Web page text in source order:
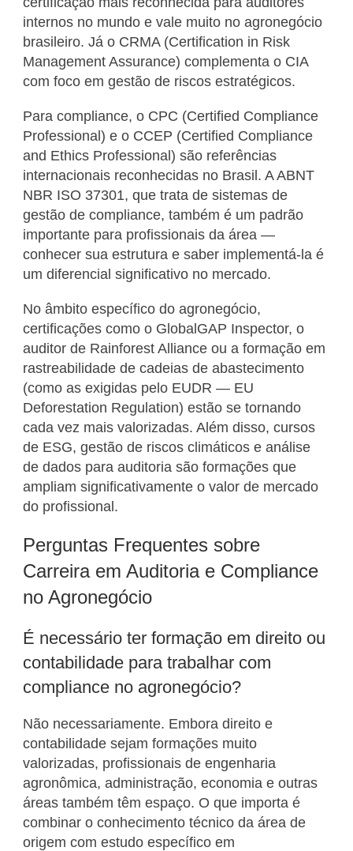
internos no mundo e vale muito no agronegócio
brasileiro. Já o CRMA (Certification in Risk
Management Assurance) complementa o CIA
com foco em gestão de riscos estratégicos.
Para compliance, o CPC (Certified Compliance
Professional) e o CCEP (Certified Compliance
and Ethics Professional) são referências
internacionais reconhecidas no Brasil. A ABNT
NBR ISO 37301, que trata de sistemas de
gestão de compliance, também é um padrão
importante para profissionais da área —
conhecer sua estrutura e saber implementá-la é
um diferencial significativo no mercado.
No âmbito específico do agronegócio,
certificações como o GlobalGAP Inspector, o
auditor de Rainforest Alliance ou a formação em
rastreabilidade de cadeias de abastecimento
(como as exigidas pelo EUDR — EU
Deforestation Regulation) estão se tornando
cada vez mais valorizadas. Além disso, cursos
de ESG, gestão de riscos climáticos e análise
de dados para auditoria são formações que
ampliam significativamente o valor de mercado
do profissional.
Perguntas Frequentes sobre
Carreira em Auditoria e Compliance
no Agronegócio
É necessário ter formação em direito ou
contabilidade para trabalhar com
compliance no agronegócio?
Não necessariamente. Embora direito e
contabilidade sejam formações muito
valorizadas, profissionais de engenharia
agronômica, administração, economia e outras
áreas também têm espaço. O que importa é
combinar o conhecimento técnico da área de
origem com estudo específico em